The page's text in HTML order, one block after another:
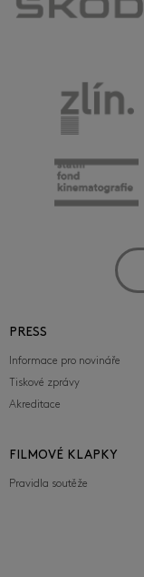
PRESS
Informace pro novináře
Tiskové zprávy
Akreditace
FILMOVÉ KLAPKY
Pravidla soutěže